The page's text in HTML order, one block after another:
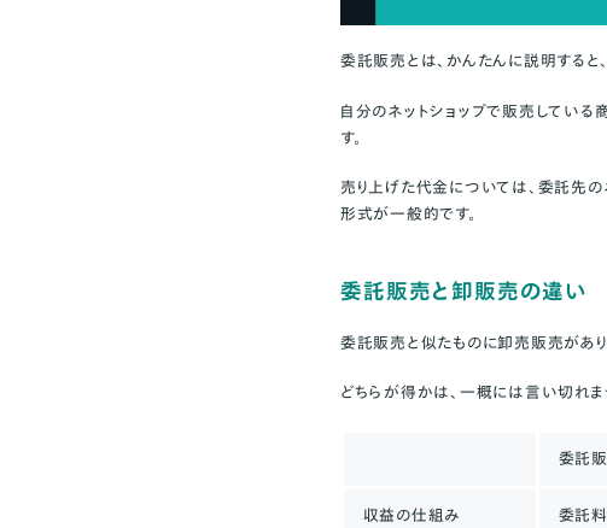
委託販売とは、かんたんに説明すると
自分のネットショップで販売している
す。
売り上げた代金については、委託先
形式が一般的です。
委託販売と卸販売の違い
委託販売と似たものに卸売販売があり
どちらが得かは、一概には言い切れま
委託
収益の仕組み
委託